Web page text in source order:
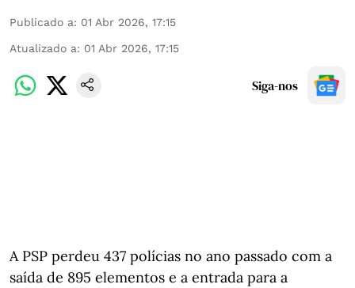
Publicado a: 01 Abr 2026, 17:15
Atualizado a: 01 Abr 2026, 17:15
Siga-nos
A PSP perdeu 437 polícias no ano passado com a
saída de 895 elementos e a entrada para a